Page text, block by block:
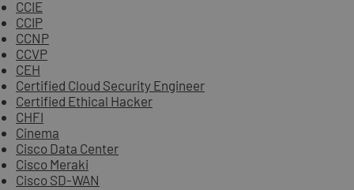
CCIE
CCIP
CCNP
CCVP
CEH
Certified Cloud Security Engineer
Certified Ethical Hacker
CHFI
Cinema
Cisco Data Center
Cisco Meraki
Cisco SD-WAN